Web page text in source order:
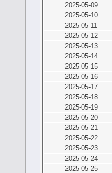
2025-05-09
2025-05-10
2025-05-11
2025-05-12
2025-05-13
2025-05-14
2025-05-15
2025-05-16
2025-05-17
2025-05-18
2025-05-19
2025-05-20
2025-05-21
2025-05-22
2025-05-23
2025-05-24
2025-05-25